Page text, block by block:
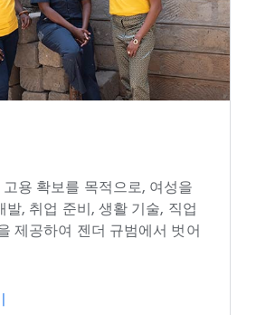
용 확보를 목적으로, 여성을
발, 취업 준비, 생활 기술, 직업
제공하여 젠더 규범에서 벗어